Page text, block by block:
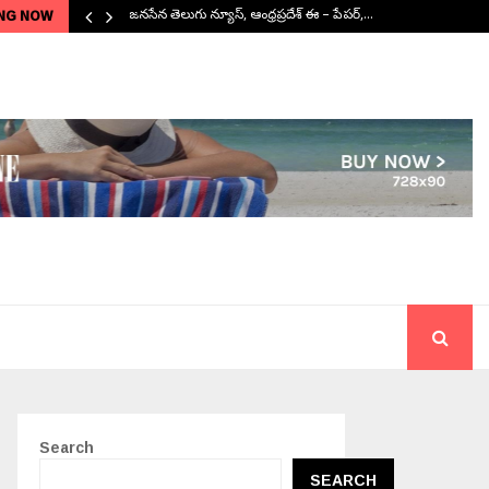
NOW జనసేన తెలుగు న్యూస్, ఆంధ్రప్రదేశ్ ఈ – పేపర్,…
Search
SEARCH